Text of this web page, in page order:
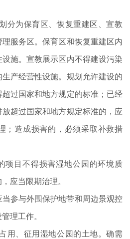
分为保育区、恢复重建区、宣教
服务区。保育区和恢复重建区内
施。宣教展示区内不得建设污染
产经营性设施。规划允许建设的
过国家和地方规定的标准；已经
超过国家和地方规定标准的，应
；造成损害的，必须采取补救措
项目不得损害湿地公园的环境质
应当限期治理。
参与外围保护地带和周边景观控
理工作。
用、征用湿地公园的土地。确需